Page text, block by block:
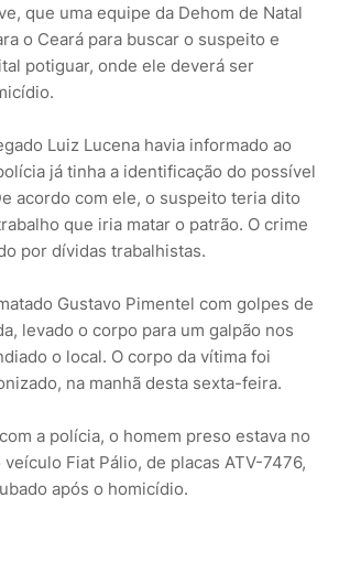
que uma equipe da Dehom de Natal
o Ceará para buscar o suspeito e
potiguar, onde ele deverá ser
Luiz Lucena havia informado ao
já tinha a identificação do possível
acordo com ele, o suspeito teria dito
que iria matar o patrão. O crime
por dívidas trabalhistas.
Gustavo Pimentel com golpes de
levado o corpo para um galpão nos
o local. O corpo da vítima foi
na manhã desta sexta-feira.
a polícia, o homem preso estava no
Fiat Pálio, de placas ATV-7476,
após o homicídio.